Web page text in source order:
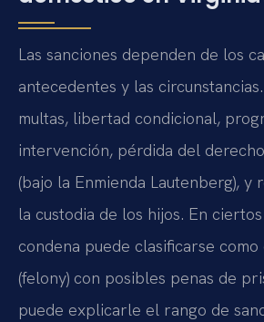
Las sanciones dependen de los
antecedentes y las
multas, libertad condicional,
intervención, pérdida del
(bajo la Enmienda Lautenberg), y
la custodia de los hijos. En ciertos
condena puede clasificarse
(felony) con posibles penas de
puede explicarle el rango de